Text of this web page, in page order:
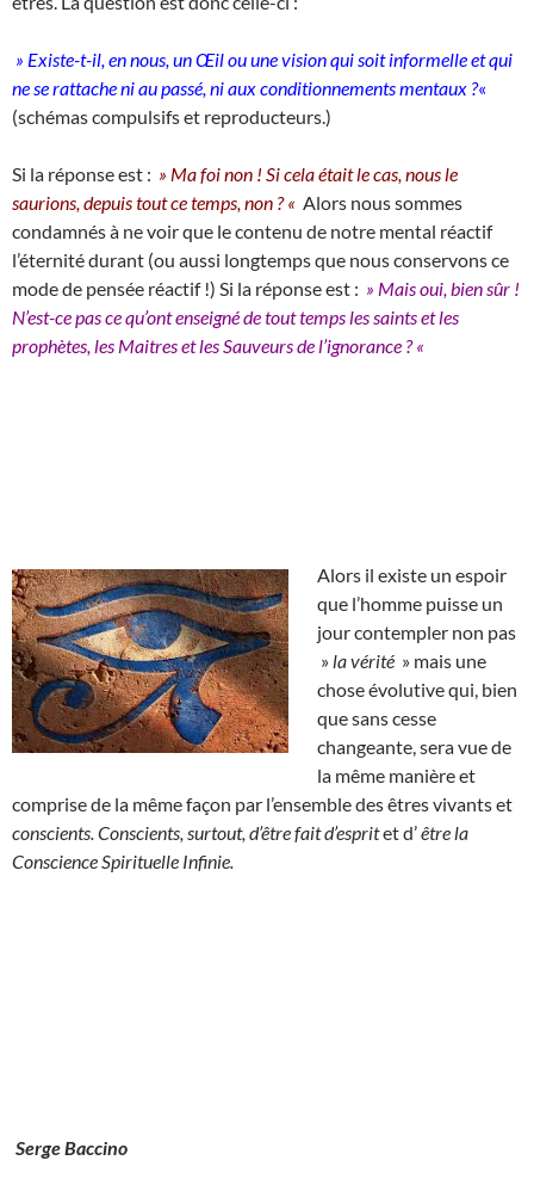
» Existe-t-il, en nous, un Œil ou une vision qui soit informelle et qui
ne se rattache ni au passé, ni aux conditionnements mentaux ?«
(schémas compulsifs et reproducteurs.)
Si la réponse est : » Ma foi non ! Si cela était le cas, nous le
saurions, depuis tout ce temps, non ? « Alors nous sommes
condamnés à ne voir que le contenu de notre mental réactif
l’éternité durant (ou aussi longtemps que nous conservons ce
mode de pensée réactif !) Si la réponse est : » Mais oui, bien sûr !
N’est-ce pas ce qu’ont enseigné de tout temps les saints et les
prophètes, les Maitres et les Sauveurs de l’ignorance ? «
Alors il existe un espoir
que l’homme puisse un
jour contempler non pas
» la vérité » mais une
chose évolutive qui, bien
que sans cesse
changeante, sera vue de
la même manière et
comprise de la même façon par l’ensemble des êtres vivants et
conscients. Conscients, surtout, d’être fait d’espritet d’être la
Conscience Spirituelle Infinie.
Serge Baccino